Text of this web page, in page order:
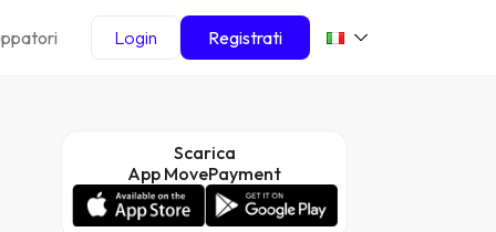
Login Registrati
Scarica
App MovePayment